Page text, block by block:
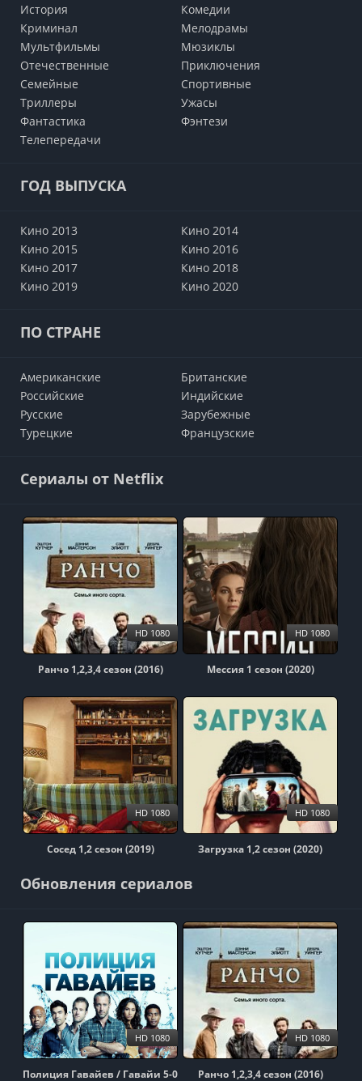
История
Комедии
Криминал
Мелодрамы
Мультфильмы
Мюзиклы
Отечественные
Приключения
Семейные
Cпортивные
Триллеры
Ужасы
Фантастика
Фэнтези
Телепередачи
ГОД ВЫПУСКА
Кино 2013
Кино 2014
Кино 2015
Кино 2016
Кино 2017
Кино 2018
Кино 2019
Кино 2020
ПО СТРАНЕ
Американские
Британские
Российские
Индийские
Русские
Зарубежные
Турецкие
Французские
Сериалы от Netflix
Ранчо 1,2,3,4 сезон (2016)
HD 1080
Мессия 1 сезон (2020)
HD 1080
Сосед 1,2 сезон (2019)
HD 1080
Загрузка 1,2 сезон (2020)
HD 1080
Обновления сериалов
Полиция Гавайев / Гавайи 5-0
HD 1080
Ранчо 1,2,3,4 сезон (2016)
HD 1080